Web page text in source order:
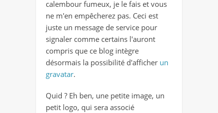
?
calembour fumeux, je le fais et vous
ne m'en empêcherez pas. Ceci est
juste un message de service pour
signaler comme certains l'auront
compris que ce blog intègre
désormais la possibilité d'afficher un
gravatar.
Quid ? Eh ben, une petite image, un
petit logo, qui sera associé